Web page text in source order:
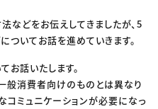
などをお伝えしてきましたが、5
ついてお話を進めていきます。
お話いたします。
般消費者向けのものとは異なり
コミュニケーションが必要になっ